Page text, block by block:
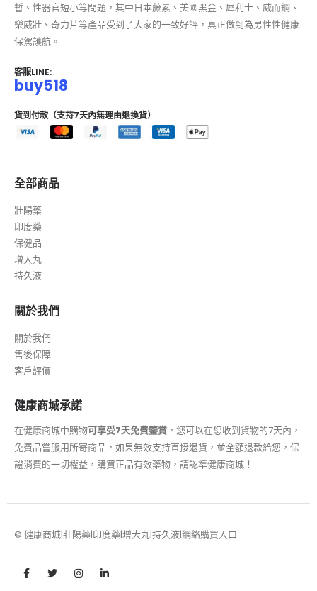
暫、性器官短小等問題，其中日本藤素、美國黑金、犀利士、威而鋼、
樂威壯、奇力片等產品受到了大家的一致好評，真正做到為男性性健康
保駕護航。
客服LINE:
buy518
貨到付款（支持7天內無理由退換貨）
全部商品
壯陽藥
印度藥
保健品
增大丸
持久液
關於我們
關於我們
售後保障
客戶評價
健康商城承諾
在健康商城中購物可享受7天免費鑒賞 ，您可以在您收到貨物的7天內，
免費品嘗服用所寄商品，如果無效支持直接退貨，並全額退款給您，保
證消費的一切權益，購買正品有效藥物，請認準健康商城！
© 健康商城|壯陽藥|印度藥|增大丸|持久液|網絡購買入口